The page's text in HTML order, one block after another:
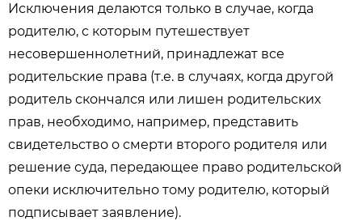
Исключения делаются только в случае, когда
родителю, с которым путешествует
несовершеннолетний, принадлежат все
родительские права (т.е. в случаях, когда другой
родитель скончался или лишен родительских
прав, необходимо, например, представить
свидетельство о смерти второго родителя или
решение суда, передающее право родительской
опеки исключительно тому родителю, который
подписывает заявление).